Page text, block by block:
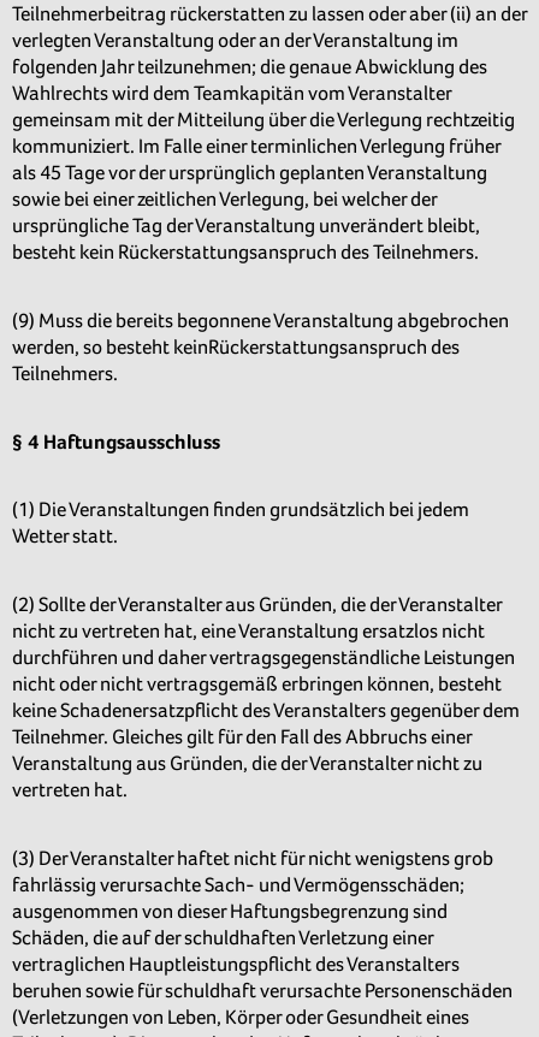
Teilnehmerbeitrag rückerstatten zu lassen oder aber (ii) an der
verlegten Veranstaltung oder an der Veranstaltung im
folgenden Jahr teilzunehmen; die genaue Abwicklung des
Wahlrechts wird dem Teamkapitän vom Veranstalter
gemeinsam mit der Mitteilung über die Verlegung rechtzeitig
kommuniziert. Im Falle einer terminlichen Verlegung früher
als 45 Tage vor der ursprünglich geplanten Veranstaltung
sowie bei einer zeitlichen Verlegung, bei welcher der
ursprüngliche Tag der Veranstaltung unverändert bleibt,
besteht kein Rückerstattungsanspruch des Teilnehmers.
(9) Muss die bereits begonnene Veranstaltung abgebrochen
werden, so besteht keinRückerstattungsanspruch des
Teilnehmers.
§ 4 Haftungsausschluss
(1) Die Veranstaltungen finden grundsätzlich bei jedem
Wetter statt.
(2) Sollte der Veranstalter aus Gründen, die der Veranstalter
nicht zu vertreten hat, eine Veranstaltung ersatzlos nicht
durchführen und daher vertragsgegenständliche Leistungen
nicht oder nicht vertragsgemäß erbringen können, besteht
keine Schadenersatzpflicht des Veranstalters gegenüber dem
Teilnehmer. Gleiches gilt für den Fall des Abbruchs einer
Veranstaltung aus Gründen, die der Veranstalter nicht zu
vertreten hat.
(3) Der Veranstalter haftet nicht für nicht wenigstens grob
fahrlässig verursachte Sach- und Vermögensschäden;
ausgenommen von dieser Haftungsbegrenzung sind
Schäden, die auf der schuldhaften Verletzung einer
vertraglichen Hauptleistungspflicht des Veranstalters
beruhen sowie für schuldhaft verursachte Personenschäden
(Verletzungen von Leben, Körper oder Gesundheit eines